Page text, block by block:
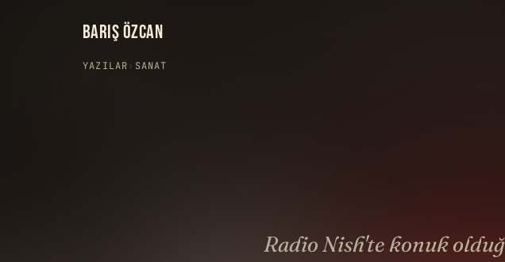
BARIŞ ÖZCAN
YAZILAR› SANAT
Radio Nish'te konuk